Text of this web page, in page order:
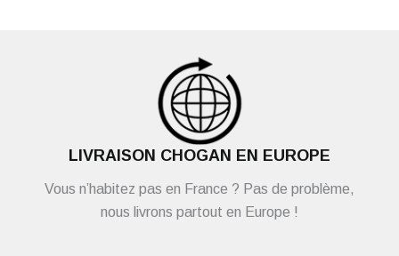
LIVRAISON CHOGAN EN EUROPE
Vous n’habitez pas en France ? Pas de problème,
nous livrons partout en Europe !